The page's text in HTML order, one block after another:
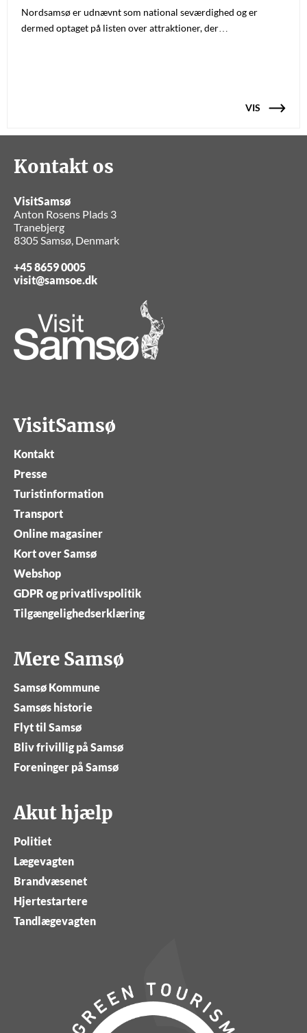
Nordsamsø er udnævnt som national seværdighed og er
dermed optaget på listen over attraktioner, der…
VIS
Kontakt os
VisitSamsø
Anton Rosens Plads 3
Tranebjerg
8305 Samsø, Denmark
+45 8659 0005
visit@samsoe.dk
VisitSamsø
Kontakt
Presse
Turistinformation
Transport
Online magasiner
Kort over Samsø
Webshop
GDPR og privatlivspolitik
Tilgængelighedserklæring
Mere Samsø
Samsø Kommune
Samsøs historie
Flyt til Samsø
Bliv frivillig på Samsø
Foreninger på Samsø
Akut hjælp
Politiet
Lægevagten
Brandvæsenet
Hjertestartere
Tandlægevagten